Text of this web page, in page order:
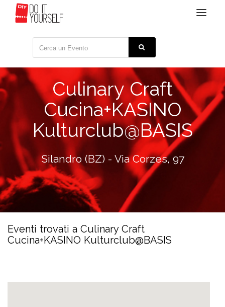
Toggle
Culinary Craft
Cucina+KASINO
Kulturclub@BASIS
Silandro (BZ) - Via Corzes, 97
Eventi trovati a Culinary Craft
Cucina+KASINO Kulturclub@BASIS